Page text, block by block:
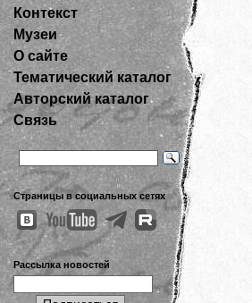
Контекст
Музеи
О сайте
Тематический каталог
Авторский каталог
Связь
Страницы в социальных сетях
Рассылка новостей